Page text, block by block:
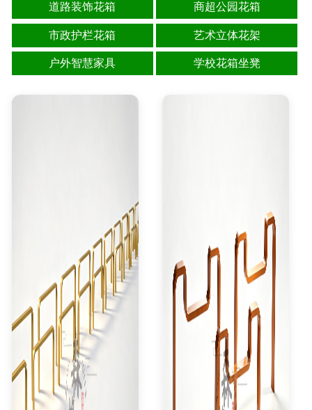
道路装饰花箱 商超公园花箱
市政护栏花箱 艺术立体花架
户外智慧家具 学校花箱坐凳